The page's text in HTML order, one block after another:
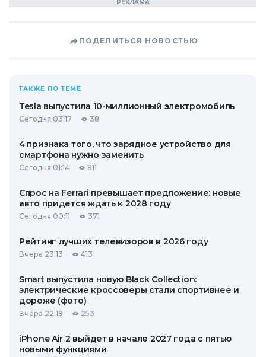
ПОДЕЛИТЬСЯ НОВОСТЬЮ
ТАКЖЕ ПО ТЕМЕ
Tesla выпустила 10-миллионный электромобиль
Сегодня 03:17 38
4 признака того, что зарядное устройство для
смартфона нужно заменить
Сегодня 01:14 811
Спрос на Ferrari превышает предложение: новые
авто придется ждать к 2028 году
Сегодня 00:11 371
Рейтинг лучших телевизоров в 2026 году
Вчера 23:13 413
Smart выпустила новую Black Collection:
электрические кроссоверы стали спортивнее и
дороже (фото)
Вчера 22:19 253
iPhone Air 2 выйдет в начале 2027 года с пятью
новыми функциями